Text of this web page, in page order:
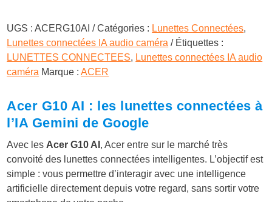
UGS :ACERG10AI Catégories : Lunettes Connectées,
Lunettes connectées IA audio caméra
Étiquettes :
LUNETTES CONNECTEES, Lunettes connectées IA audio
caméra Marque :ACER
Acer G10 AI : les lunettes connectées à
l’IA Gemini de Google
Avec les Acer G10 AI , Acer entre sur le marché très
convoité des lunettes connectées intelligentes. L’objectif est
simple : vous permettre d’interagir avec une intelligence
artificielle directement depuis votre regard, sans sortir votre